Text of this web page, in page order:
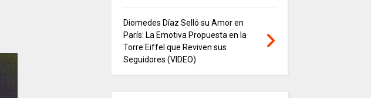
Diomedes Díaz Selló su Amor en
París: La Emotiva Propuesta en la
Torre Eiffel que Reviven sus
Seguidores (VIDEO)